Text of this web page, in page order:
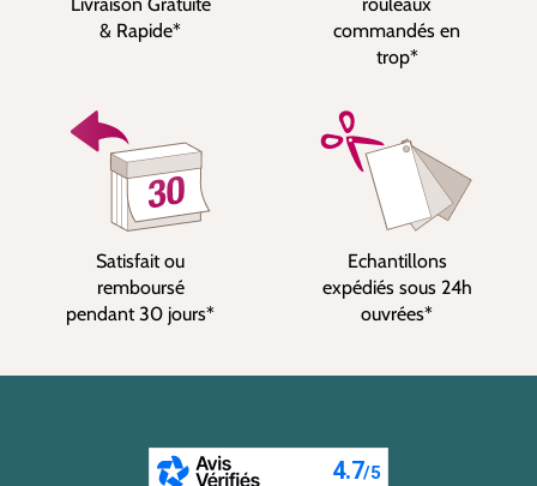
& Rapide*
commandés en
trop*
Satisfait ou
remboursé
pendant 30 jours*
Echantillons
expédiés sous 24h
ouvrées*